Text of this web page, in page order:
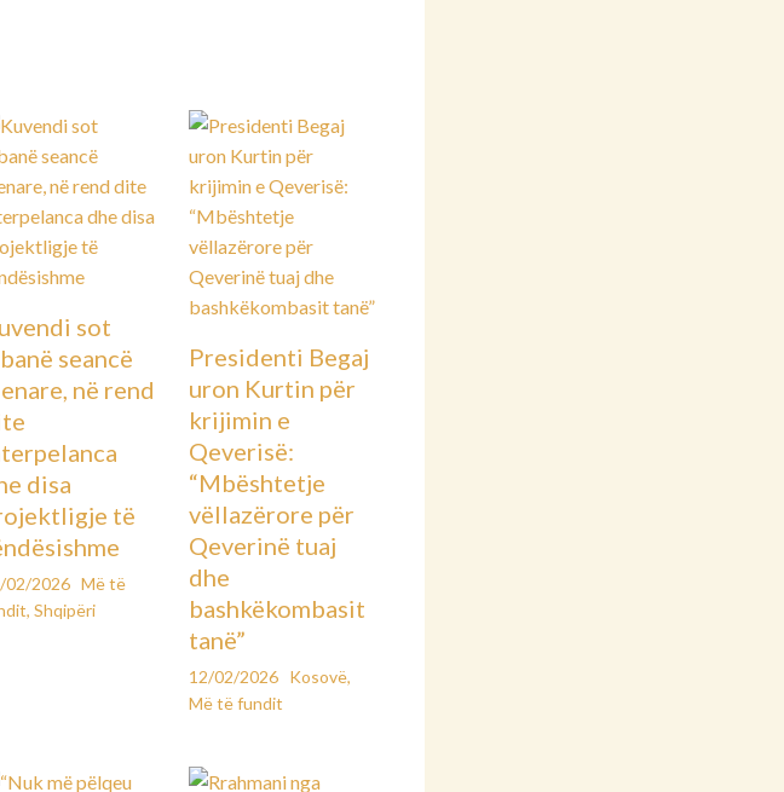
sot
seancë
në rend
disa
të
02/2026 Më të
,Shqipëri
Presidenti Begaj
uron Kurtin për
krijimin e
Qeverisë:
“Mbështetje
vëllazërore për
Qeverinë tuaj
dhe
bashkëkombasit
tanë”
12/02/2026 Kosovë,
Më të fundit